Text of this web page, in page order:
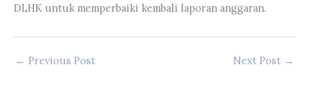
DLHK untuk memperbaiki kembali laporan anggaran.
← Previous Post Next Post →